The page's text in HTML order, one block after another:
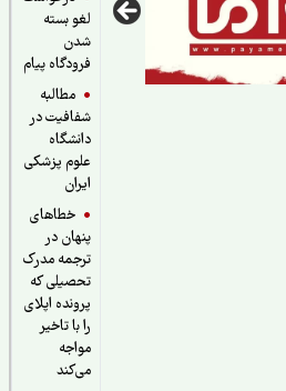
لغو بسته
فرودگاه پیام
مطالبه
شفافیت در
دانشگاه
علوم پزشکی
خطاهای
پنهان در
ترجمه مدرک
تحصیلی که
پرونده اپلای
را با تاخیر